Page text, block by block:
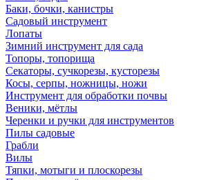
Баки, бочки, канистры
Садовый инструмент
Лопаты
Зимний инструмент для сада
Топоры, топорища
Секаторы, сучкорезы, кусторезы
Косы, серпы, ножницы, ножи
Инструмент для обработки почвы
Веники, мётлы
Черенки и ручки для инструментов
Пилы садовые
Грабли
Вилы
Тяпки, мотыги и плоскорезы